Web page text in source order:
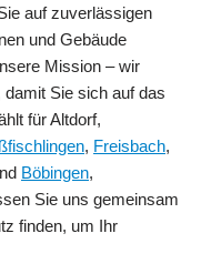
auf zuverlässigen
und Gebäude
Mission – wir
Sie sich auf das
für Altdorf,
, Freisbach,
Böbingen,
Sie uns gemeinsam
finden, um Ihr